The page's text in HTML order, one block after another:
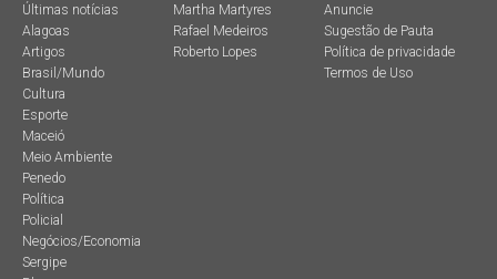
Últimas notícias
Alagoas
Artigos
Brasil/Mundo
Cultura
Esporte
Maceió
Meio Ambiente
Penedo
Política
Policial
Negócios/Economia
Sergipe
Martha Martyres
Rafael Medeiros
Roberto Lopes
Anuncie
Sugestão de Pauta
Política de privacidade
Termos de Uso